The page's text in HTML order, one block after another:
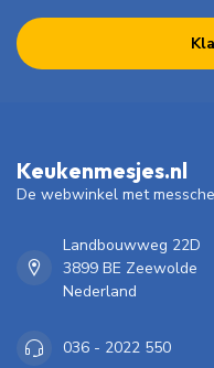
Keukenmesjes.nl
De webwinkel met
Landbouwweg 22D
3899 BE Zeewolde
Nederland
036 - 2022 550